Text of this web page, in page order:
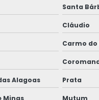
Personalizado Para
Para Produtos
Para Embalagens
Santa
Cláudio
Carmo
Alagoas Prata
Minas Mutum